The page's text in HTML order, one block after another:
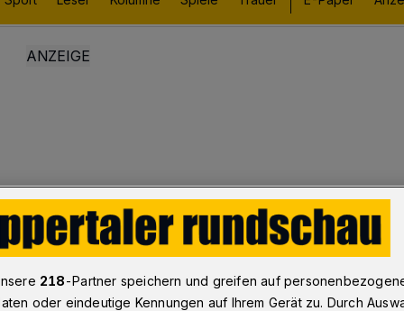
218-Partner speichern und greifen auf
oder eindeutige Kennungen auf Ihrem Gerät zu. Durch